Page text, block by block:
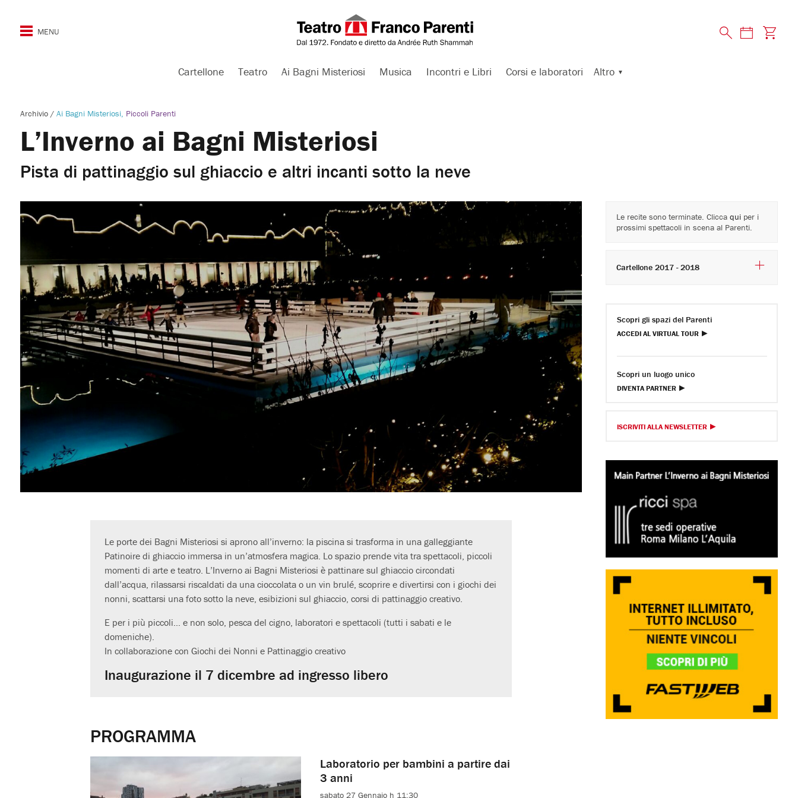
Cartellone Teatro Ai Bagni Misteriosi Musica Incontri e Libri Corsi e laboratori Altro
Archivio / Ai Bagni Misteriosi Piccoli Parenti
L’Inverno ai Bagni Misteriosi
Pista di pattinaggio sul ghiaccio e altri incanti sotto la neve
Le porte dei Bagni Misteriosi si aprono all’inverno: la piscina si trasforma in una galleggiante
Patinoire di ghiaccio immersa in un’atmosfera magica. Lo spazio prende vita tra spettacoli, piccoli
momenti di arte e teatro. L’Inverno ai Bagni Misteriosi è pattinare sul ghiaccio circondati
dall’acqua, rilassarsi riscaldati da una cioccolata o un vin brulé, scoprire e divertirsi con i giochi dei
nonni, scattarsi una foto sotto la neve, esibizioni sul ghiaccio, corsi di pattinaggio creativo.
E per i più piccoli… e non solo, pesca del cigno, laboratori e spettacoli (tutti i sabati e le
domeniche).
In collaborazione con Giochi dei Nonni e Pattinaggio creativo
Inaugurazione il 7 dicembre ad ingresso libero
PROGRAMMA
Laboratorio per bambini a partire dai
3 anni
sabato 27 Gennaio h 11:30
Le recite sono terminate. Clicca quiper i
prossimi spettacoli in scena al Parenti.
Cartellone 2017 - 2018
Scopri gli spazi del Parenti
ACCEDI AL VIRTUAL TOUR
Scopri un luogo unico
DIVENTA PARTNER
ISCRIVITI ALLA NEWSLETTER